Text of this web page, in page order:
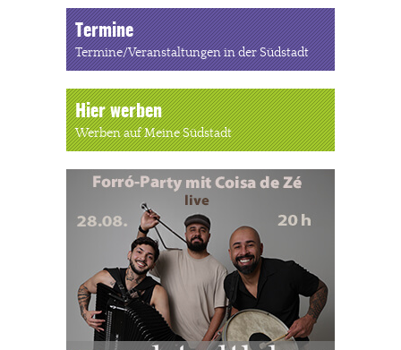
Termine
Termine/Veranstaltungen in der Südstadt
Hier werben
Werben auf Meine Südstadt